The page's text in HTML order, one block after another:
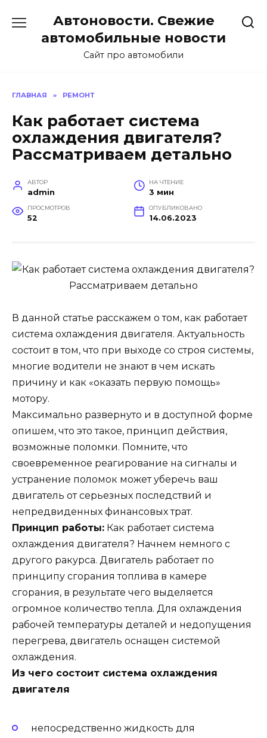
содержанию
Автоновости. Свежие
автомобильные новости
Сайт про автомобили
ГЛАВНАЯ » РЕМОНТ
Как работает система
охлаждения двигателя?
Рассматриваем детально
АВТОР
admin
НА ЧТЕНИЕ
3 мин
ПРОСМОТРОВ
52
ОПУБЛИКОВАНО
14.06.2023
В данной статье расскажем о том, как работает
система охлаждения двигателя. Актуальность
состоит в том, что при выходе со строя системы,
многие водители не знают в чем искать
причину и как «оказать первую помощь»
мотору.
Максимально развернуто и в доступной форме
опишем, что это такое, принцип действия,
возможные поломки. Помните, что
своевременное реагирование на сигналы и
устранение поломок может уберечь ваш
двигатель от серьезных последствий и
непредвиденных финансовых трат.
Принцип работы: Как работает система
охлаждения двигателя? Начнем немного с
другого ракурса. Двигатель работает по
принципу сгорания топлива в камере
сгорания, в результате чего выделяется
огромное количество тепла. Для охлаждения
рабочей температуры деталей и недопущения
перегрева, двигатель оснащен системой
охлаждения.
Из чего состоит система охлаждения
двигателя
непосредственно жидкость для